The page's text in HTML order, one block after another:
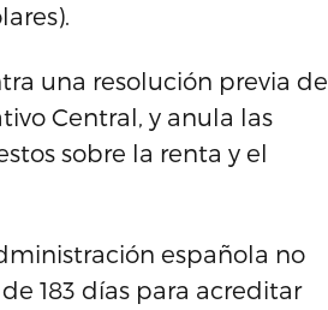
una resolución previa de
Central, y anula las
sobre la renta y el
española no
183 días para acreditar